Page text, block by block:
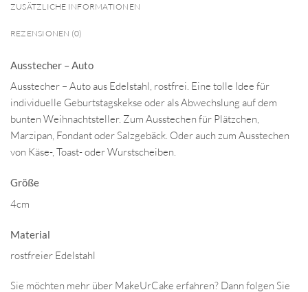
ZUSÄTZLICHE INFORMATIONEN
REZENSIONEN (0)
Ausstecher – Auto
Ausstecher – Auto aus Edelstahl, rostfrei. Eine tolle Idee für
individuelle Geburtstagskekse oder als Abwechslung auf dem
bunten Weihnachtsteller. Zum Ausstechen für Plätzchen,
Marzipan, Fondant oder Salzgebäck. Oder auch zum Ausstechen
von Käse-, Toast- oder Wurstscheiben.
Größe
4cm
Material
rostfreier Edelstahl
Sie möchten mehr über MakeUrCake erfahren? Dann folgen Sie